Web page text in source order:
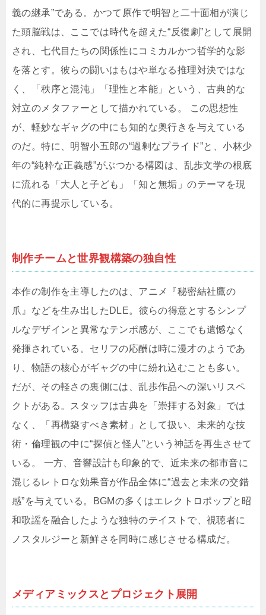
義の継承”である。かつて原作で明智と二十面相が演じ
た頭脳戦は、ここでは時代を超えた“反復劇”として展開
され、七代目たちの関係性にコミカルかつ哲学的な影
を落とす。彼らの闘いはもはや単なる推理対決ではな
く、「秩序と混沌」「理性と本能」という、古典的な
対立のメタファーとして描かれている。 この思想性
が、軽妙なギャグの中にも知的な奥行きを与えている
のだ。特に、明智小五郎の“過剰なプライド”と、小林少
年の“純粋な正義感”がぶつかる構図は、乱歩文学の根底
に流れる「大人と子ども」「知と無垢」のテーマを現
代的に再提示している。
制作チームと世界観構築の独自性
本作の制作を主導したのは、アニメ『秘密結社鷹の
爪』などを生み出したDLE。彼らの得意とするシンプ
ルなデザインと異常なテンポ感が、ここでも遺憾なく
発揮されている。セリフの応酬は時に漫才のようであ
り、物語の核心がギャグの中に紛れ込むことも多い。
だが、その軽さの裏側には、乱歩作品への深いリスペ
クトがある。スタッフは古典を「崇拝する対象」では
なく、「再構築すべき素材」として扱い、未来的な技
術・倫理観の中に“探偵と怪人”という神話を再生させて
いる。 一方、音響設計も印象的で、近未来の都市音に
混じるレトロな効果音が作品全体に“過去と未来の交錯
感”を与えている。BGMの多くはエレクトロポップと昭
和歌謡を融合したような独特のテイストで、視聴者に
ノスタルジーと新鮮さを同時に感じさせる構成だ。
メディアミックスとプロジェクト展開